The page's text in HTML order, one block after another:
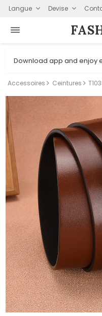
Langue Devise
Download app and enjoy
Accessoires Ceintures